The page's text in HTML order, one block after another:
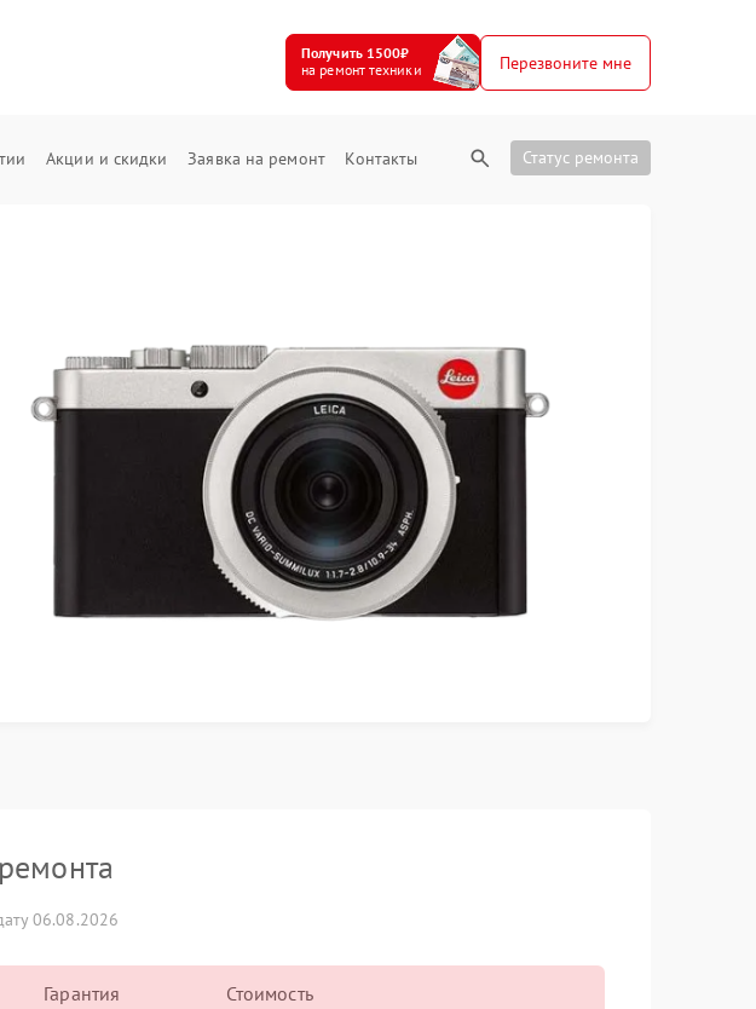
Получить 1500₽
на ремонт техники
Перезвоните мне
Акции и скидки Заявка на ремонт Контакты Статус ремонта
06.08.2026
Гарантия Стоимость